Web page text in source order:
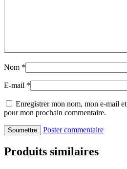
Nom *
E-mail *
Enregistrer mon nom, mon e-mail
pour mon prochain commentaire.
Poster commentaire
Produits similaires